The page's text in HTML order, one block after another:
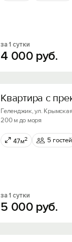
за 1 сутки
4 000 руб.
Квартира с
Геленджик, ул.
200 м до моря
47м2 5 гостей
за 1 сутки
5 000 руб.